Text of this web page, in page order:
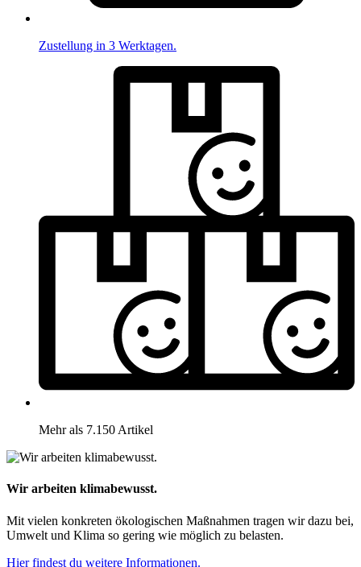
Zustellung in 3 Werktagen.
Mehr als 7.150 Artikel
Wir arbeiten klimabewusst.
Mit vielen konkreten ökologischen Maßnahmen tragen wir dazu bei,
Umwelt und Klima so gering wie möglich zu belasten.
Hier findest du weitere Informationen.